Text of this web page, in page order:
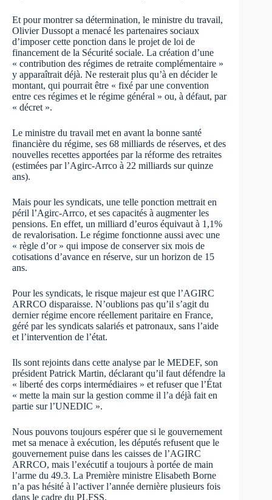
Et pour montrer sa détermination, le ministre du travail,
Olivier Dussopt a menacé les partenaires sociaux
d’imposer cette ponction dans le projet de loi de
financement de la Sécurité sociale. La création d’une
« contribution des régimes de retraite complémentaire »
y apparaîtrait déjà. Ne resterait plus qu’à en décider le
montant, qui pourrait être « fixé par une convention
entre ces régimes et le régime général » ou, à défaut, par
« décret ».
Le ministre du travail met en avant la bonne santé
financière du régime, ses 68 milliards de réserves, et des
nouvelles recettes apportées par la réforme des retraites
(estimées par l’Agirc-Arrco à 22 milliards sur quinze
ans).
Mais pour les syndicats, une telle ponction mettrait en
péril l’Agirc-Arrco, et ses capacités à augmenter les
pensions. En effet, un milliard d’euros équivaut à 1,1%
de revalorisation. Le régime fonctionne aussi avec une
« règle d’or » qui impose de conserver six mois de
cotisations d’avance en réserve, sur un horizon de 15
ans.
Pour les syndicats, le risque majeur est que l’AGIRC
ARRCO disparaisse. N’oublions pas qu’il s’agit du
dernier régime encore réellement paritaire en France,
géré par les syndicats salariés et patronaux, sans l’aide
et l’intervention de l’état.
Ils sont rejoints dans cette analyse par le MEDEF, son
président Patrick Martin, déclarant qu’il faut défendre la
« liberté des corps intermédiaires » et refuser que l’État
« mette la main sur la gestion comme il l’a déjà fait en
partie sur l’UNEDIC ».
Nous pouvons toujours espérer que si le gouvernement
met sa menace à exécution, les députés refusent que le
gouvernement puise dans les caisses de l’AGIRC
ARRCO, mais l’exécutif a toujours à portée de main
l’arme du 49.3. La Première ministre Elisabeth Borne
n’a pas hésité à l’activer l’année dernière plusieurs fois
dans le cadre du PLFSS.